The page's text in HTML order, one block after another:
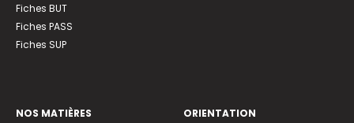
Fiches BUT
Fiches PASS
Fiches SUP
NOS MATIÈRES
ORIENTATION